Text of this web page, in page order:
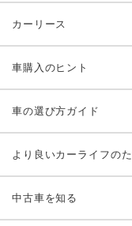
カーリース
車購入のヒント
車の選び方ガイド
より良いカーライフの
中古車を知る